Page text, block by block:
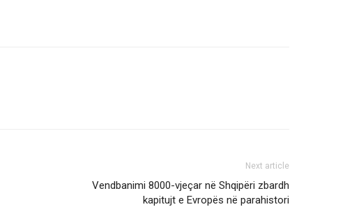
Next article
Vendbanimi 8000-vjeçar në Shqipëri zbardh
kapitujt e Evropës në parahistori